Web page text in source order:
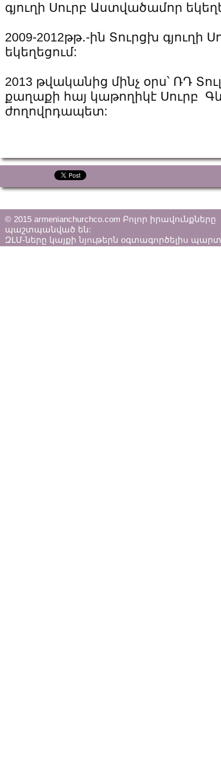
գյուղի Սուրբ Աստվածամոր
2009-2012թթ․-ին Տուրցխ
եկեղեցում:
2013 թվականից մինչ օրս՝ ՌԴ
քաղաքի հայ կաթողիկէ Սուրբ
ժողովրդապետ:
© 2015 armenianchurchco.com Բոլոր իրավունքները
պաշտպանված են:
ԶԼՄ-ները կայքի նյութերն օգտագործելիս